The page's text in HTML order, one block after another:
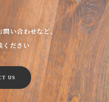
問い合わせなど、
ください
US